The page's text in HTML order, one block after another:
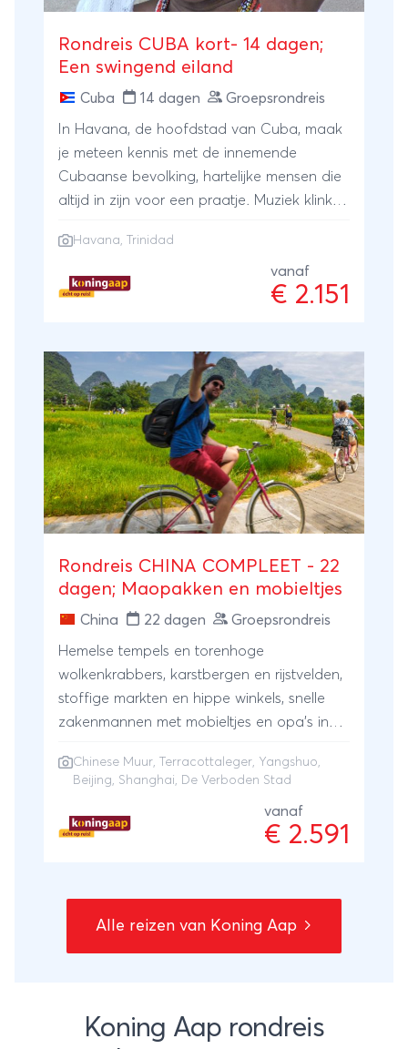
Rondreis CUBA kort- 14 dagen;
Een swingend eiland
Cuba 14 dagen Groepsrondreis
In Havana, de hoofdstad van Cuba, maak
je meteen kennis met de innemende
Cubaanse bevolking, hartelijke mensen die
altijd in zijn voor een praatje. Muziek klinkt
word je uitgenodigd om je heupen los te
gooien in een lokaal muziekcafé. Naast
indrukwekkend Havana bezoek je ook het
Havana, Trinidad
vanaf
€ 2.151
Rondreis CHINA COMPLEET - 22
dagen; Maopakken en mobieltjes
China 22 dagen Groepsrondreis
Hemelse tempels en torenhoge
wolkenkrabbers, karstbergen en rijstvelden,
stoffige markten en hippe winkels, snelle
zakenmannen met mobieltjes en opa's in
tegenstellingen kent als China. Je bezoekt
als de miljoenensteden Shanghai en Beijing,
het Terracottaleger, de Chinese Muur en de
van China!
Chinese Muur, Terracottaleger, Yangshuo,
Beijing, Shanghai, De Verboden Stad
vanaf
€ 2.591
Alle reizen van Koning Aap
Koning Aap rondreis